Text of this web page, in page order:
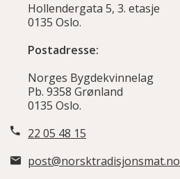
Hollendergata 5, 3. etasje
0135 Oslo.
Postadresse:
Norges Bygdekvinnelag
Pb. 9358 Grønland
0135 Oslo.
22 05 48 15
post@norsktradisjonsmat.no